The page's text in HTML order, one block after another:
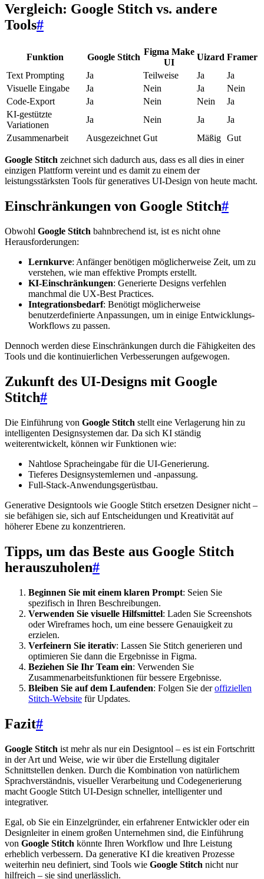
Vergleich: Google Stitch vs. andere
Tools#
Funktion Google Stitch
Figma Make
UI
Uizard Framer
Text Prompting
Ja Teilweise Ja
Ja
Visuelle Eingabe
Ja Nein Ja
Nein
Code-Export
Ja Nein Nein
Ja
KI-gestützte
Variationen
Ja Nein Ja
Ja
Zusammenarbeit
Ausgezeichnet Gut Mäßig Gut
Google Stitch zeichnet sich dadurch aus, dass es all dies in einer
einzigen Plattform vereint und es damit zu einem der
leistungsstärksten Tools für generatives UI-Design von heute macht.
Einschränkungen von Google Stitch#
Obwohl Google Stitch bahnbrechend ist, ist es nicht ohne
Herausforderungen:
Lernkurve: Anfänger benötigen möglicherweise Zeit, um zu
verstehen, wie man effektive Prompts erstellt.
KI-Einschränkungen: Generierte Designs verfehlen
manchmal die UX-Best Practices.
Integrationsbedarf: Benötigt möglicherweise
benutzerdefinierte Anpassungen, um in einige Entwicklungs-
Workflows zu passen.
Dennoch werden diese Einschränkungen durch die Fähigkeiten des
Tools und die kontinuierlichen Verbesserungen aufgewogen.
Zukunft des UI-Designs mit Google
Stitch#
Die Einführung von Google Stitch stellt eine Verlagerung hin zu
intelligenten Designsystemen dar. Da sich KI ständig
weiterentwickelt, können wir Funktionen wie:
Nahtlose Spracheingabe für die UI-Generierung.
Tieferes Designsystemlernen und -anpassung.
Full-Stack-Anwendungsgerüstbau.
Generative Designtools wie Google Stitch ersetzen Designer nicht –
sie befähigen sie, sich auf Entscheidungen und Kreativität auf
höherer Ebene zu konzentrieren.
Tipps, um das Beste aus Google Stitch
herauszuholen#
Beginnen Sie mit einem klaren Prompt: Seien Sie
spezifisch in Ihren Beschreibungen.
Verwenden Sie visuelle Hilfsmittel: Laden Sie Screenshots
oder Wireframes hoch, um eine bessere Genauigkeit zu
erzielen.
Verfeinern Sie iterativ: Lassen Sie Stitch generieren und
optimieren Sie dann die Ergebnisse in Figma.
Beziehen Sie Ihr Team ein: Verwenden Sie
Zusammenarbeitsfunktionen für bessere Ergebnisse.
Bleiben Sie auf dem Laufenden: Folgen Sie deroffiziellen
Stitch-Website für Updates.
Fazit#
Google Stitch ist mehr als nur ein Designtool – es ist ein Fortschritt
in der Art und Weise, wie wir über die Erstellung digitaler
Schnittstellen denken. Durch die Kombination von natürlichem
Sprachverständnis, visueller Verarbeitung und Codegenerierung
macht Google Stitch UI-Design schneller, intelligenter und
integrativer.
Egal, ob Sie ein Einzelgründer, ein erfahrener Entwickler oder ein
Designleiter in einem großen Unternehmen sind, die Einführung
von Google Stitch könnte Ihren Workflow und Ihre Leistung
erheblich verbessern. Da generative KI die kreativen Prozesse
weiterhin neu definiert, sind Tools wie Google Stitch nicht nur
hilfreich – sie sind unerlässlich.